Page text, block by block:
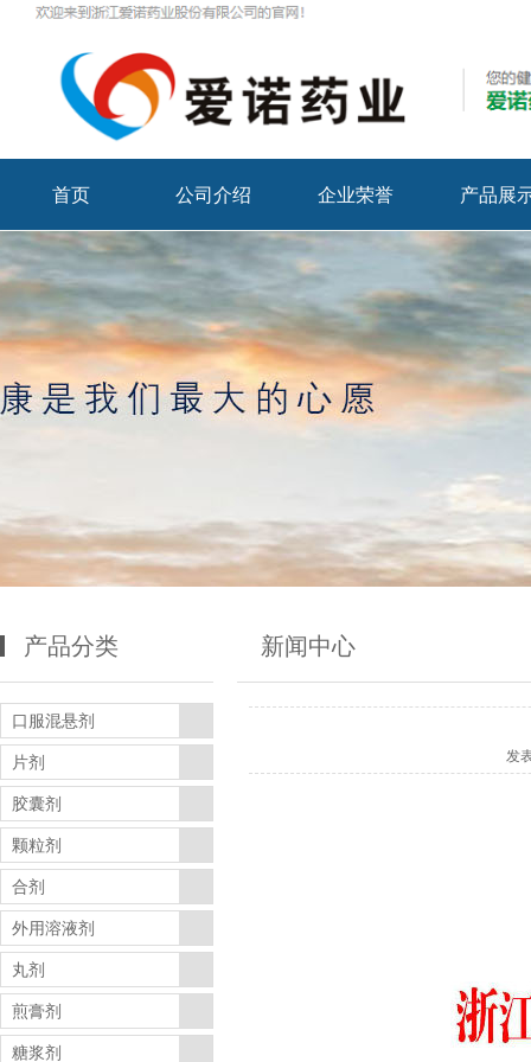
首页 公司介绍 企业荣誉 产品展
产品分类
口服混悬剂
片剂
胶囊剂
颗粒剂
合剂
外用溶液剂
丸剂
煎膏剂
糖浆剂
新闻中心
发